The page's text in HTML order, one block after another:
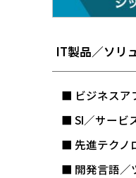
IT製品／ソリ
■ ビジネスア
■ SI／サービ
■ 先進テクノ
■ 開発言語／